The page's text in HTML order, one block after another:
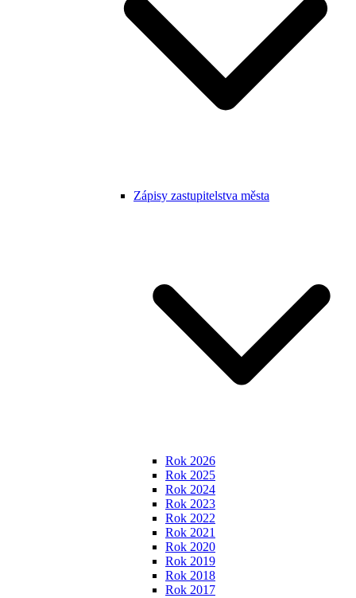
Zápisy zastupitelstva města
Rok 2026
Rok 2025
Rok 2024
Rok 2023
Rok 2022
Rok 2021
Rok 2020
Rok 2019
Rok 2018
Rok 2017